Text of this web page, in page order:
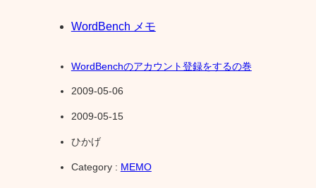
WordBench メモ
WordBenchのアカウント登録をするの巻
2009-05-06
2009-05-15
ひかげ
Category : MEMO